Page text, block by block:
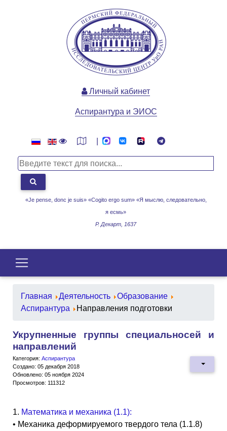
«Je pense, donc je suis» «Cogito ergo sum» «Я мыслю, следовательно,
я есмь»
Р. Декарт, 1637
Личный кабинет
Аспирантура и ЭИОС
Главная Деятельность
Образование
Аспирантура
Направления подготовки
Укрупненные группы специальносей и
направлений
Категория: Аспирантура
Создано: 05 декабря 2018
Обновлено: 05 ноября 2024
Просмотров: 111312
1. Математика и механика (1.1):
• Механика деформируемого твердого тела (1.1.8)